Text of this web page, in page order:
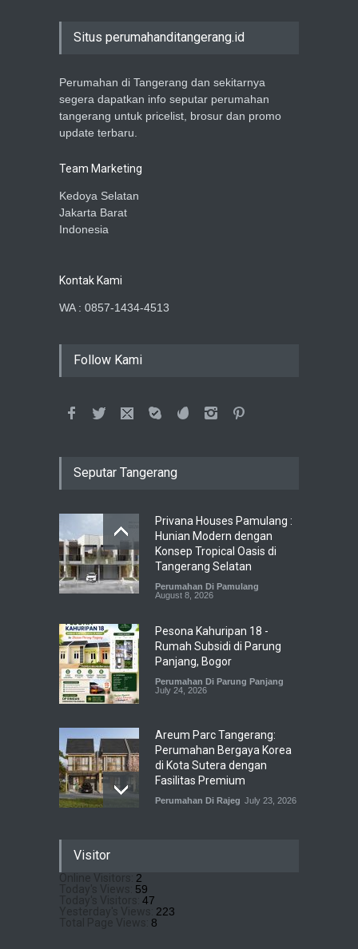
Situs perumahanditangerang.id
Perumahan di Tangerang dan sekitarnya
segera dapatkan info seputar perumahan
tangerang untuk pricelist, brosur dan promo
update terbaru.
Team Marketing
Kedoya Selatan
Jakarta Barat
Indonesia
Kontak Kami
WA : 0857-1434-4513
Follow Kami
Seputar Tangerang
Privana Houses Pamulang :
Hunian Modern dengan
Konsep Tropical Oasis di
Tangerang Selatan
Perumahan Di Pamulang
August 8, 2026
Pesona Kahuripan 18 -
Rumah Subsidi di Parung
Panjang, Bogor
Perumahan Di Parung Panjang
July 24, 2026
Areum Parc Tangerang:
Perumahan Bergaya Korea
di Kota Sutera dengan
Fasilitas Premium
Perumahan Di Rajeg July 23, 2026
Visitor
2
59
47
223
8